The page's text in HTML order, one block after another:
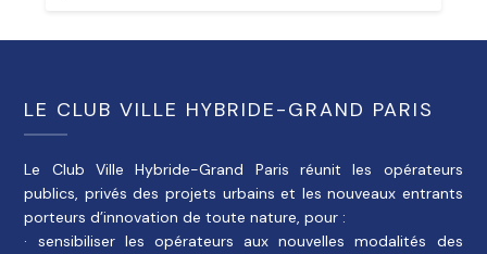
LE CLUB VILLE HYBRIDE-GRAND PARIS
Le Club Ville Hybride-Grand Paris réunit les opérateurs
publics, privés des projets urbains et les nouveaux entrants
porteurs d’innovation de toute nature, pour :
· sensibiliser les opérateurs aux nouvelles modalités des